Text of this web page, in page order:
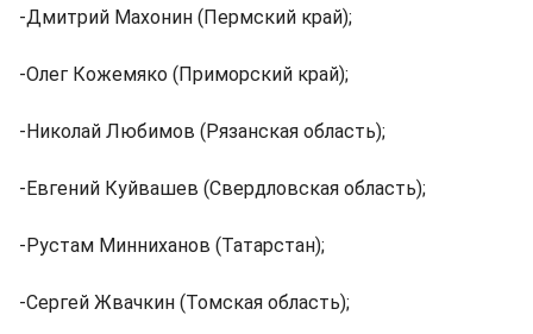
-Дмитрий Махонин (Пермский край);
-Олег Кожемяко (Приморский край);
-Николай Любимов (Рязанская область);
-Евгений Куйвашев (Свердловская область);
-Рустам Минниханов (Татарстан);
-Сергей Жвачкин (Томская область);